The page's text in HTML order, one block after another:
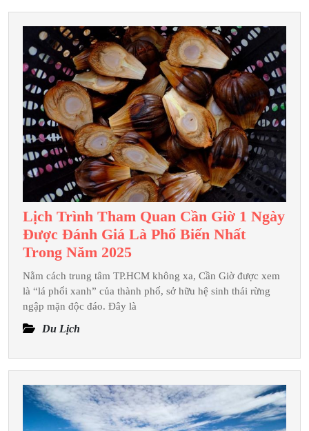
Lịch
Cửa
Lò
Lịch Trình Tham Quan Cần Giờ 1 Ngày
Được Đánh Giá Là Phổ Biến Nhất
Trong Năm 2025Lịch
Trình
Tham
Quan
1
Ngày
Được
Đánh
Nằm cách trung tâm TP.HCM không xa, Cần Giờ được xem
là “lá phổi xanh” của thành phố, sở hữu hệ sinh thái rừng
ngập mặn độc đáo. Đây là
Du Lịch